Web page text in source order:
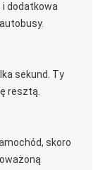
i dodatkowa
sekund. Ty
resztą.
skoro